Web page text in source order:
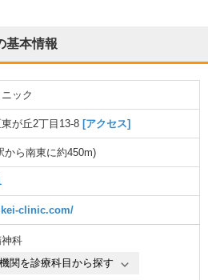
基本情報
ック
が丘2丁目13-8 [アクセス]
から南東に約450m)
clinic.com/
科
関を診療科目から探す